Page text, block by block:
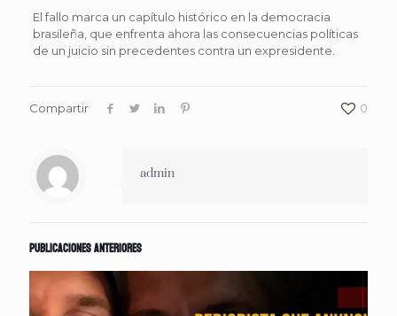
El fallo marca un capítulo histórico en la democracia
brasileña, que enfrenta ahora las consecuencias políticas
de un juicio sin precedentes contra un expresidente.
Compartir 0
admin
Publicaciones anteriores